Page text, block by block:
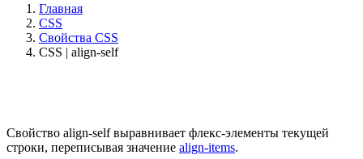
Главная
CSS
Свойства CSS
CSS | align-self
Свойство align-selfвыравнивает флекс-элементы текущей
строки, переписывая значение align-items.